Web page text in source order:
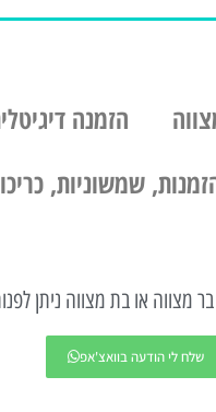
הזמנה
שמשוניות,
מצווה או בת מצווה ניתן
שלח לי הודעה בוואצ'אפ